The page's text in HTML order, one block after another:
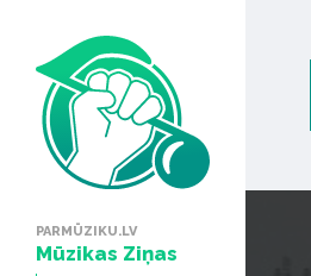
PARMŪZIKU.LV
Mūzikas Ziņas